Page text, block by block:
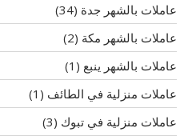
عاملات بالشهر جدة (34)
عاملات بالشهر مكة (2)
عاملات بالشهر ينبع (1)
عاملات منزلية في الطائف (1)
عاملات منزلية في تبوك (3)